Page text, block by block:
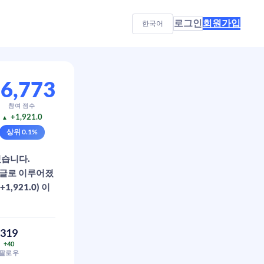
한국어 로그인 회원가입
참여 점수
▲ +1,921.0
상위 0.1%
니다.
로 이루어졌
이
319
+40
로우